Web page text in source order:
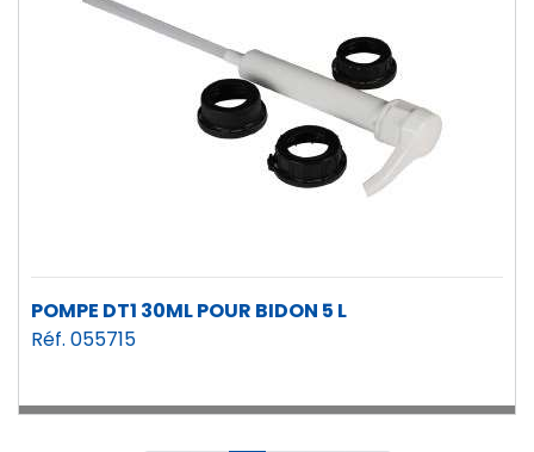
POMPE DT1 30ML POUR BIDON 5 L
Réf. 055715